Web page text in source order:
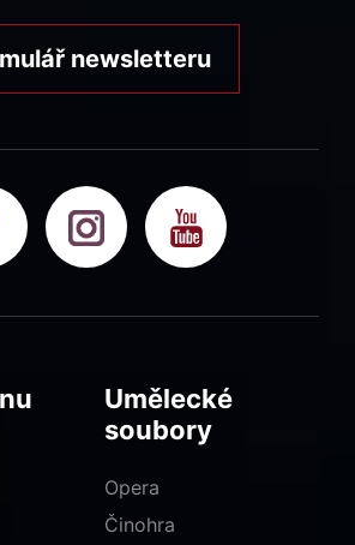
newsletteru
Umělecké
soubory
Opera
Činohra